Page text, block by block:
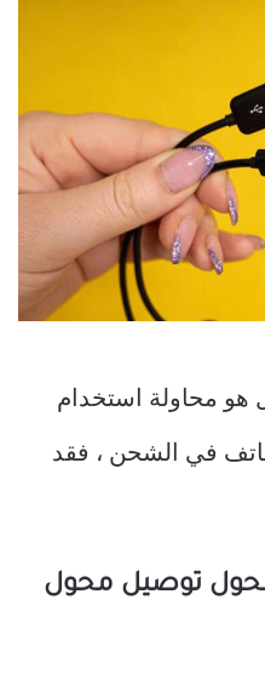
هو محاولة استخدام
في الشحن ، فقد
من محول توصيل محول